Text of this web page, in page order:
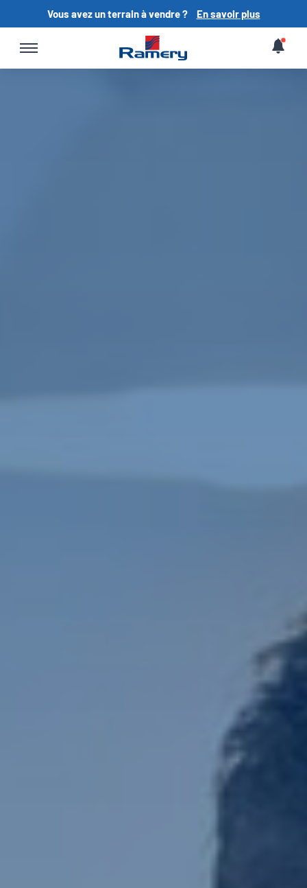
Vous avez un terrain à vendre ? En savoir plus